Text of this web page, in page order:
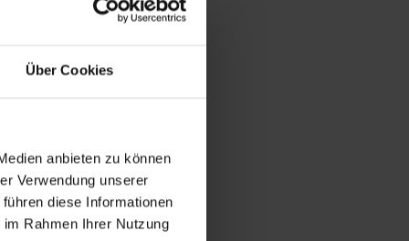
Über Cookies
anbieten zu können
Verwendung unserer
diese Informationen
Rahmen Ihrer Nutzung
zwei amtierende
.
gegen
demSpielbank
Amerikanerin
Duell zwischen der